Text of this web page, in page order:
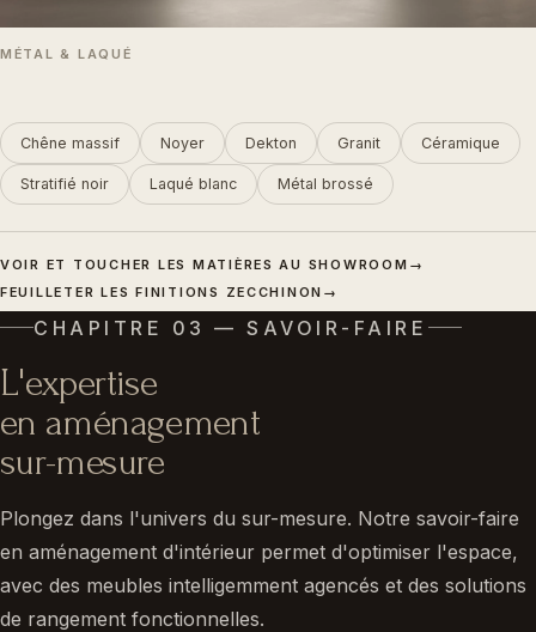
MÉTAL & LAQUÉ
Chêne massif Noyer Dekton Granit Céramique
Stratifié noir Laqué blanc Métal brossé
VOIR ET TOUCHER LES MATIÈRES AU SHOWROOM →
FEUILLETER LES FINITIONS ZECCHINON →
CHAPITRE 03 — SAVOIR-FAIRE
L'expertise
en aménagement
sur-mesure
Plongez dans l'univers du sur-mesure. Notre savoir-faire
en aménagement d'intérieur permet d'optimiser l'espace,
avec des meubles intelligemment agencés et des solutions
de rangement fonctionnelles.